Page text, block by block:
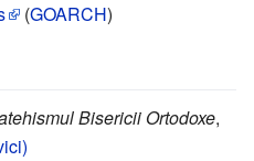
(GOARCH)
Bisericii Ortodoxe,